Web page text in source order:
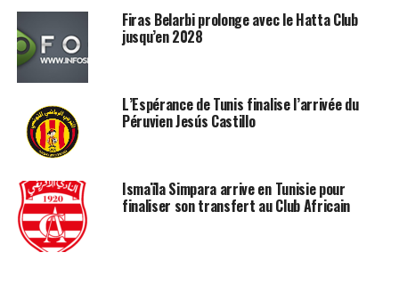
Firas Belarbi prolonge avec le Hatta Club
jusqu’en 2028
L’Espérance de Tunis finalise l’arrivée du
Péruvien Jesús Castillo
Ismaïla Simpara arrive en Tunisie pour
finaliser son transfert au Club Africain